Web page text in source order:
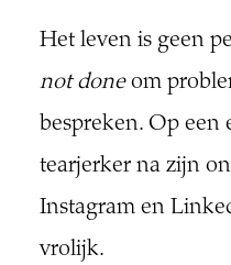
Het leven is geen
not doneom
bespreken. Op een
tearjerker na zijn
Instagram en
vrolijk.